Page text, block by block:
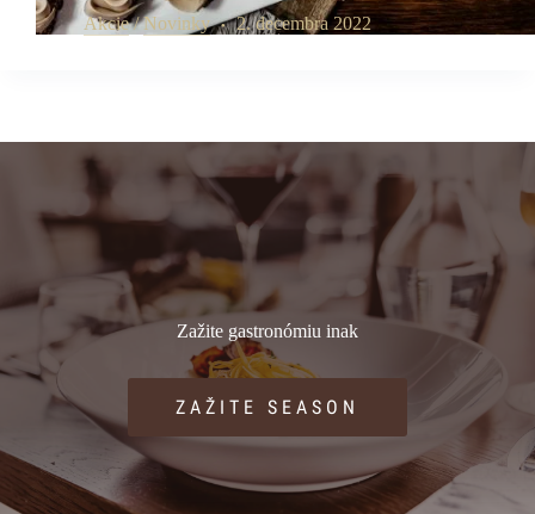
Akcie/Novinky 2. decembra 2022
Zažite gastronómiu inak
ZAŽITE SEASON